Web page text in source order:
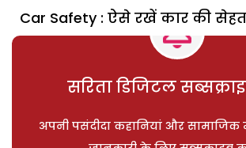
Car Safety : ऐसे रखें कार की
सरिता डिजिटल
अपनी पसंदीदा कहानियां और सामाजिक